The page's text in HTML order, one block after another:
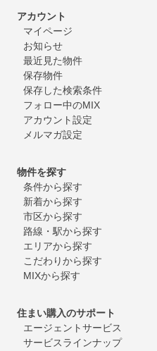
アカウント
マイページ
お知らせ
最近見た物件
保存物件
保存した検索条件
フォロー中のMIX
アカウント設定
メルマガ設定
物件を探す
条件から探す
新着から探す
市区から探す
路線・駅から探す
エリアから探す
こだわりから探す
MIXから探す
住まい購入のサポート
エージェントサービス
サービスラインナップ